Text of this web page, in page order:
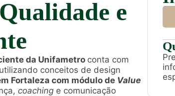
e
da Unifametro conta com
conceitos de design
Fortaleza com módulo de Value
coaching e comunicação